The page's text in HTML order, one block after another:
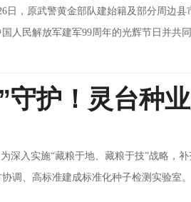
日，原武警黄金部队建始籍及部分周边
人民解放军建军99周年的光辉节日并共
守护！灵台种
深入实施“藏粮于地、藏粮于技”战略，
调、高标准建成标准化种子检测实验室